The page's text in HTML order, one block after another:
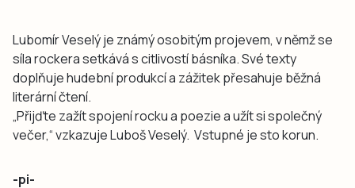
Lubomír Veselý je známý osobitým projevem, v němž se
síla rockera setkává s citlivostí básníka. Své texty
doplňuje hudební produkcí a zážitek přesahuje běžná
literární čtení.
„Přijďte zažít spojení rocku a poezie a užít si společný
večer,“ vzkazuje Luboš Veselý. Vstupné je sto korun.
-pi-